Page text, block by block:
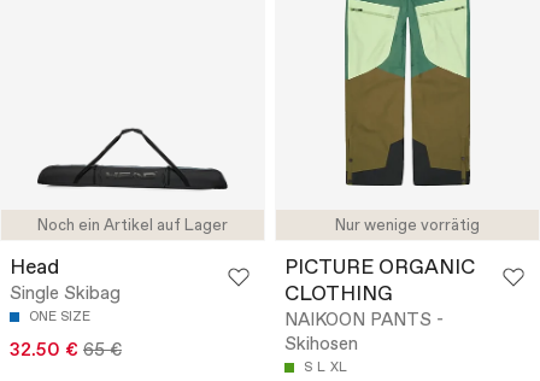
Noch ein Artikel auf Lager
Head
Single Skibag
ONE SIZE
32.50 € 65 €
Nur wenige vorrätig
PICTURE ORGANIC
CLOTHING
NAIKOON PANTS -
Skihosen
S L XL